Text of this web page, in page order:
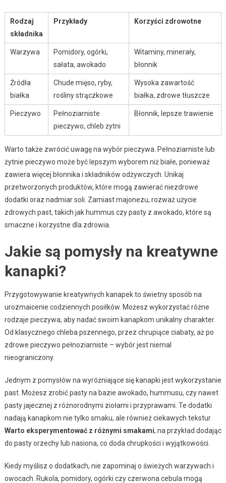
Rodzaj
składnika
Przykłady Korzyści zdrowotne
Warzywa
Pomidory, ogórki,
sałata, awokado
Witaminy, minerały,
błonnik
Źródła
białka
Chude mięso, ryby,
rośliny strączkowe
Wysoka zawartość
białka, zdrowe tłuszcze
Pieczywo
Pełnoziarniste
pieczywo, chleb żytni
Błonnik, lepsze trawienie
Warto także zwrócić uwagę na wybór pieczywa. Pełnoziarniste lub
żytnie pieczywo może być lepszym wyborem niż białe, ponieważ
zawiera więcej błonnika i składników odżywczych. Unikaj
przetworzonych produktów, które mogą zawierać niezdrowe
dodatki oraz nadmiar soli. Zamiast majonezu, rozważ użycie
zdrowych past, takich jak hummus czy pasty z awokado, które są
smaczne i korzystne dla zdrowia.
Jakie są pomysły na kreatywne
kanapki?
Przygotowywanie kreatywnych kanapek to świetny sposób na
urozmaicenie codziennych posiłków. Możesz wykorzystać różne
rodzaje pieczywa, aby nadać swoim kanapkom unikalny charakter.
Od klasycznego chleba pszennego, przez chrupiące ciabaty, aż po
zdrowe pieczywo pełnoziarniste – wybór jest niemal
nieograniczony.
Jednym z pomysłów na wyróżniające się kanapki jest wykorzystanie
past. Możesz zrobić pasty na bazie awokado, hummusu, czy nawet
pasty jajecznej z różnorodnymi ziołami i przyprawami. Te dodatki
nadają kanapkom nie tylko smaku, ale również ciekawych tekstur.
Warto eksperymentować z różnymi smakami, na przykład dodając
do pasty orzechy lub nasiona, co doda chrupkości i wyjątkowości.
Kiedy myślisz o dodatkach, nie zapominaj o świeżych warzywach i
owocach. Rukola, pomidory, ogórki czy czerwona cebula mogą